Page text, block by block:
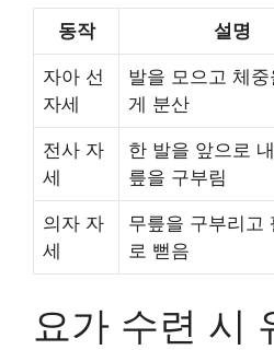
동작 설명
자아 선
자세
발을 모으고 체중
게 분산
전사 자
세
한 발을 앞으로
릎을 구부림
의자 자
세
무릎을 구부리고
로 뻗음
요가 수련 시